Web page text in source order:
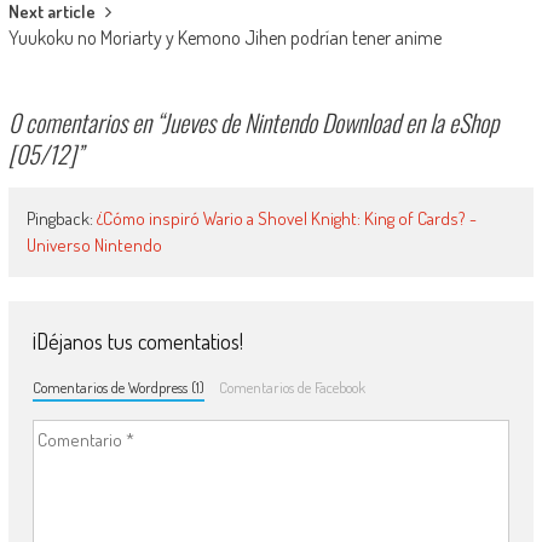
Next article
Yuukoku no Moriarty y Kemono Jihen podrían tener anime
0 comentarios en “Jueves de Nintendo Download en la eShop
[05/12]”
Pingback: ¿Cómo inspiró Wario a Shovel Knight: King of Cards? -
Universo Nintendo
¡Déjanos tus comentatios!
Comentarios de Wordpress (1) Comentarios de Facebook